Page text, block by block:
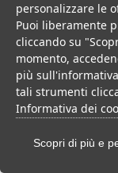
Villaggio 4 stelle
bambini.
Villaggio Hotel
personalizzare le
Puoi liberamente
cliccando su
momento,
più
tali strumenti
Informativa dei
Scopri di più e